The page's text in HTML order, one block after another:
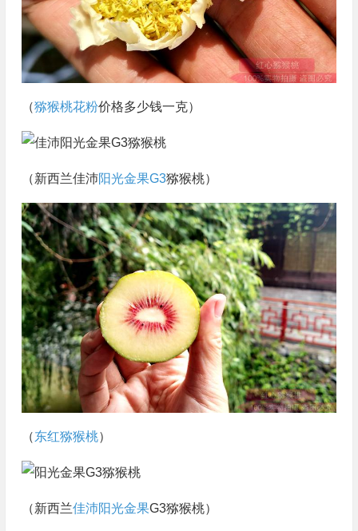
（猕猴桃花粉价格多少钱一克）
（新西兰佳沛阳光金果G3猕猴桃）
（东红猕猴桃）
（新西兰佳沛阳光金果G3猕猴桃）